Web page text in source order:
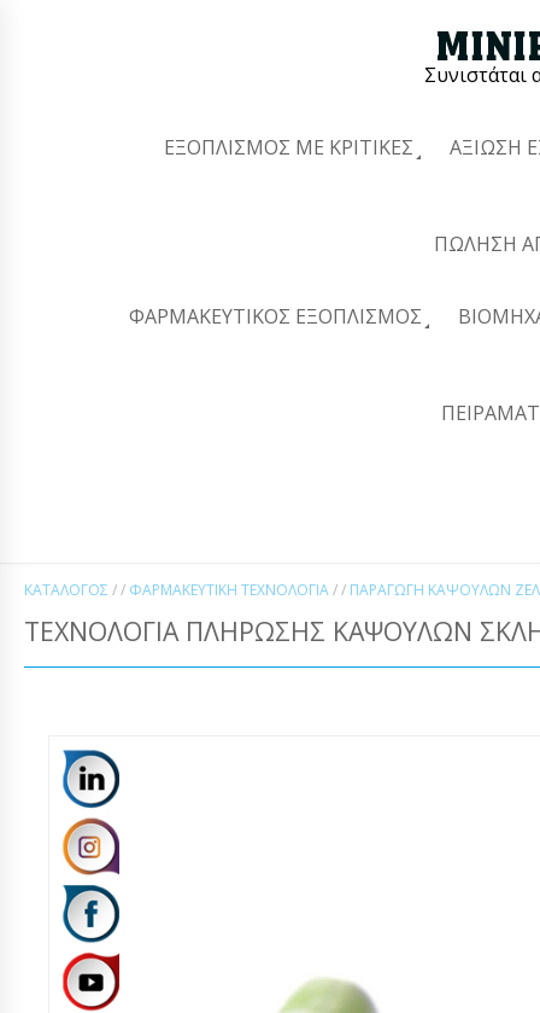
Συνιστάται
ΕΞΟΠΛΙΣΜΌΣ ΜΕ ΚΡΙΤΙΚΈΣ ΑΞΊΩΣΗ
ΠΏΛΗΣΗ
ΦΑΡΜΑΚΕΥΤΙΚΌΣ ΕΞΟΠΛΙΣΜΌΣ
ΚΑΤΆΛΟΓΟΣ / / ΦΑΡΜΑΚΕΥΤΙΚΉ ΤΕΧΝΟΛΟΓΊΑ/ / ΠΑΡΑΓΩΓΉ ΚΆΨΟΥΛΩΝ
ΤΕΧΝΟΛΟΓΊΑ ΠΛΉΡΩΣΗΣ ΚΑΨΟΥΛΏΝ